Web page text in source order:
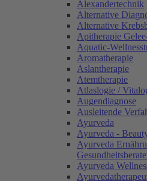
Alexandertechnik
Alternative
Alternative
Apitherapie
Aquatic-
Aromatherapie
Aslantherapie
Atemtherapie
Atlaslogie /
Augendiagnose
Ausleitende
Ayurveda
Ayurveda -
Ayurveda
Ayurveda